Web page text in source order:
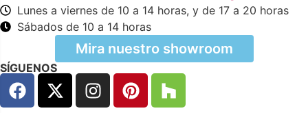
Lunes a viernes de 10 a 14 horas, y de 17 a 20 horas
Sábados de 10 a 14 horas
Mira nuestro showroom
SÍGUENOS